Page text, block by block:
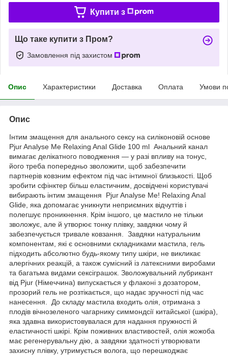
Купити з
Що таке купити з Пром?
Замовлення під захистом
Опис Характеристики Доставка Оплата Умови
Опис
Інтим змащення для анального сексу на силіконовій основе
Pjur Analyse Me Relaxing Anal Glide 100 ml Анальний канал
вимагає делікатного поводження — у разі впливу на тонус,
його треба попередньо зволожити, щоб забезпечити
партнерів ковзним ефектом під час інтимної близькості. Щоб
зробити сфінктер більш еластичним, досвідчені користувачі
вибирають інтим змащення Pjur Analyse Me! Relaxing Anal
Glide, яка допомагає уникнути неприємних відчуттів і
полегшує проникнення. Крім іншого, це мастило не тільки
зволожує, але й утворює тонку плівку, завдяки чому й
забезпечується тривале ковзання. Завдяки натуральним
компонентам, які є основними складниками мастила, гель
підходить абсолютно будь-якому типу шкіри, не викликає
алергічних реакцій, а також сумісний із латексними виробами
та багатьма видами сексіграшок. Зволожувальний лубрикант
від Pjur (Німеччина) випускається у флаконі з дозатором,
прозорий гель не розтікається, що надає зручності під час
нанесення. До складу мастила входить олія, отримана з
плодів вічнозеленого чагарнику симмондсії китайської (шкіра),
яка здавна використовувалася для надання пружності й
еластичності шкірі. Крім поживних властивостей, олія жожоба
має регенерувальну дію, а завдяки здатності утворювати
захисну плівку, утримується волога, що перешкоджає